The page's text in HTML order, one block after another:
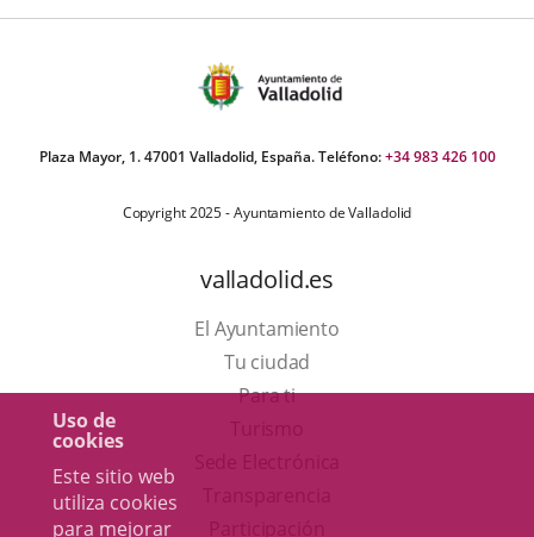
Uso de
cookies
Este sitio web
utiliza cookies
para mejorar
Plaza Mayor, 1. 47001 Valladolid, España. Teléfono:+34 983 426 100
Copyright 2025 - Ayuntamiento de Valladolid
valladolid.es
El Ayuntamiento
Tu ciudad
Para ti